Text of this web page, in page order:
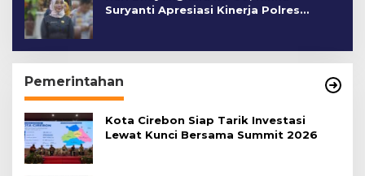
Suryanti Apresiasi Kinerja Polres
Pemerintahan
Kota Cirebon Siap Tarik Investasi
Lewat Kunci Bersama Summit 2026